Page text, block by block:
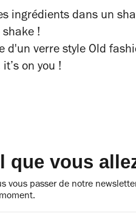
ingrédients dans un
shake !
d'un verre style Old
it’s on you !
que vous
vous passer de notre